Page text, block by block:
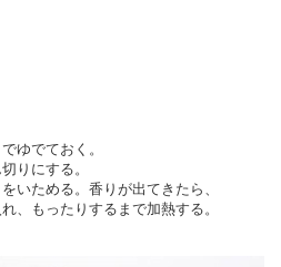
ゆでておく。
りにする。
いためる。香りが出てきたら、
もったりするまで加熱する。